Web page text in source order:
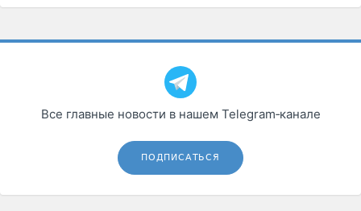
Все главные новости в нашем Telegram‑канале
ПОДПИСАТЬСЯ